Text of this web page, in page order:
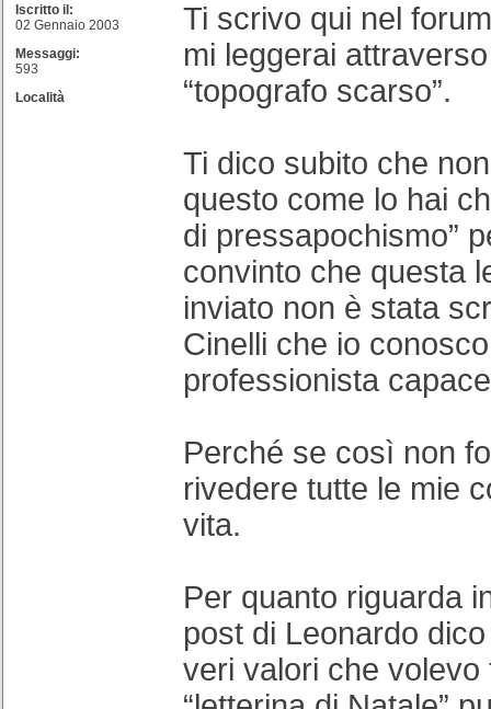
Iscritto il:
02 Gennaio 2003
Messaggi:
593
Località
Ti scrivo qui nel
mi leggerai
“topografo scarso”.
Ti dico subito che
questo come lo hai
di pressapochismo”
convinto che questa
inviato non è stata
Cinelli che io
professionista
Perché se così non
rivedere tutte le mie
vita.
Per quanto riguarda
post di Leonardo
veri valori che